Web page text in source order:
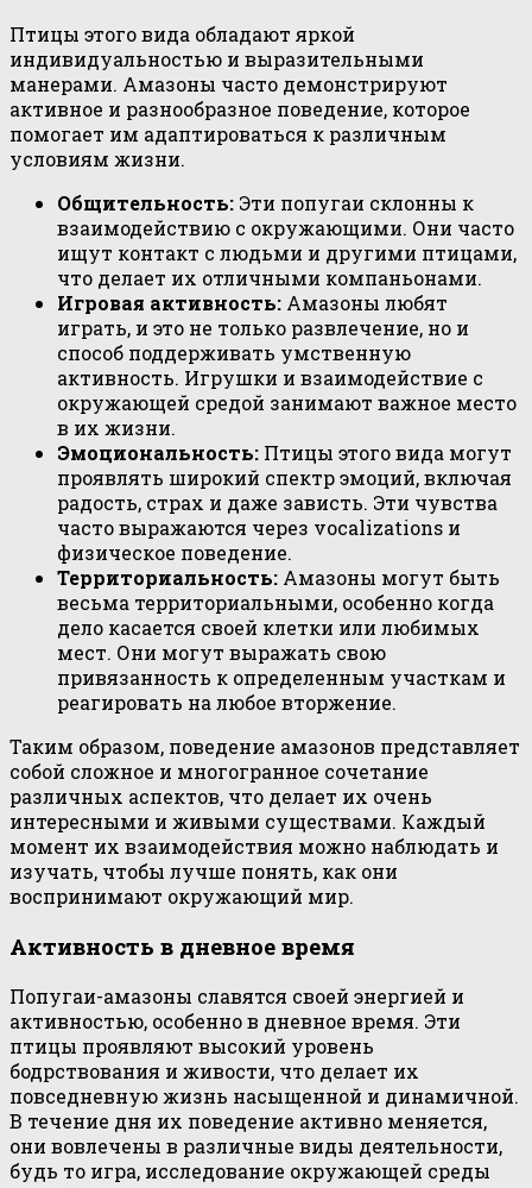
Птицы этого вида обладают яркой
индивидуальностью и выразительными
манерами. Амазоны часто демонстрируют
активное и разнообразное поведение, которое
помогает им адаптироваться к различным
условиям жизни.
Общительность: Эти попугаи склонны к
взаимодействию с окружающими. Они часто
ищут контакт с людьми и другими птицами,
что делает их отличными компаньонами.
Игровая активность: Амазоны любят
играть, и это не только развлечение, но и
способ поддерживать умственную
активность. Игрушки и взаимодействие с
окружающей средой занимают важное место
в их жизни.
Эмоциональность: Птицы этого вида могут
проявлять широкий спектр эмоций, включая
радость, страх и даже зависть. Эти чувства
часто выражаются через vocalizations и
физическое поведение.
Территориальность: Амазоны могут быть
весьма территориальными, особенно когда
дело касается своей клетки или любимых
мест. Они могут выражать свою
привязанность к определенным участкам и
реагировать на любое вторжение.
Таким образом, поведение амазонов представляет
собой сложное и многогранное сочетание
различных аспектов, что делает их очень
интересными и живыми существами. Каждый
момент их взаимодействия можно наблюдать и
изучать, чтобы лучше понять, как они
воспринимают окружающий мир.
Активность в дневное время
Попугаи-амазоны славятся своей энергией и
активностью, особенно в дневное время. Эти
птицы проявляют высокий уровень
бодрствования и живости, что делает их
повседневную жизнь насыщенной и динамичной.
В течение дня их поведение активно меняется,
они вовлечены в различные виды деятельности,
будь то игра, исследование окружающей среды